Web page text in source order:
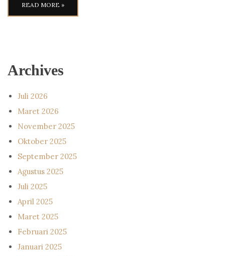
READ MORE »
Archives
Juli 2026
Maret 2026
November 2025
Oktober 2025
September 2025
Agustus 2025
Juli 2025
April 2025
Maret 2025
Februari 2025
Januari 2025